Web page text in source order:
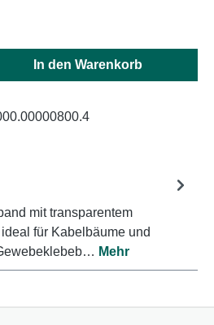
den gewünschten
In den Warenkorb
mit transparentem
für Kabelbäume und
Mehr